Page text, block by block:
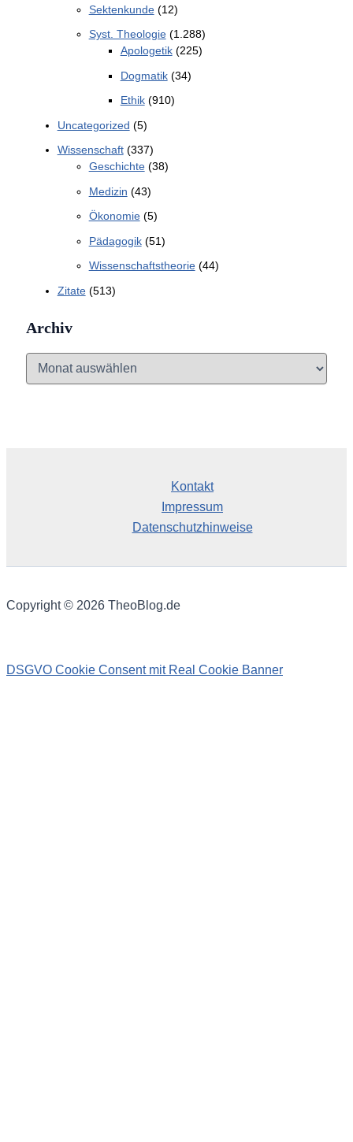
Sektenkunde(12)
Syst. Theologie(1.288)
Apologetik(225)
Dogmatik(34)
Ethik(910)
Uncategorized (5)
Wissenschaft(337)
Geschichte(38)
Medizin (43)
Ökonomie(5)
Pädagogik(51)
Wissenschaftstheorie(44)
Zitate(513)
Archiv
Kontakt
Impressum
Datenschutzhinweise
Copyright © 2026 TheoBlog.de
DSGVO Cookie Consent mit Real Cookie Banner